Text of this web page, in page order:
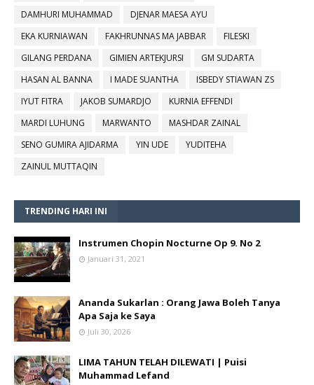
DAMHURI MUHAMMAD
DJENAR MAESA AYU
EKA KURNIAWAN
FAKHRUNNAS MA JABBAR
FILESKI
GILANG PERDANA
GIMIEN ARTEKJURSI
GM SUDARTA
HASAN AL BANNA
I MADE SUANTHA
ISBEDY STIAWAN ZS
IYUT FITRA
JAKOB SUMARDJO
KURNIA EFFENDI
MARDI LUHUNG
MARWANTO
MASHDAR ZAINAL
SENO GUMIRA AJIDARMA
YIN UDE
YUDITEHA
ZAINUL MUTTAQIN
TRENDING HARI INI
Instrumen Chopin Nocturne Op 9. No 2
Januari 31, 2021
Ananda Sukarlan : Orang Jawa Boleh Tanya
Apa Saja ke Saya
Juli 30, 2026
LIMA TAHUN TELAH DILEWATI | Puisi
Muhammad Lefand